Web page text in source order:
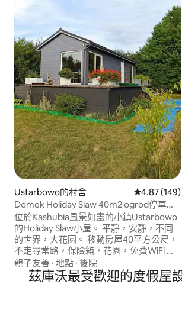
Ustarbowo的村舍 從 149 則
4.87 (149)
Domek Holiday Slaw 40m2 ogrod停車
zielen cisza
位於Kashubia風景如畫的小鎮Ustarbowo
的Holiday Slaw小屋。 平靜，安靜，不同
的世界，大花園。 移動房屋40平方公尺，
不走尋常路，保險箱，花園，免費WiFi ，
停車場，烤架。 # Kaszuby # Tricity
20kmGdynia ，距離Lech Walesa機場
Gdansk 30公裏， 15kmAQUAPARK Reda
親子友善 · 地點 · 後院
茲庫沃最受歡迎的度假屋